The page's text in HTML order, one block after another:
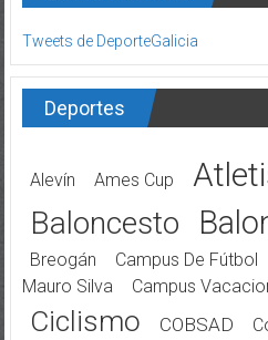
Tweets de DeporteGalicia
Deportes
Alevín Ames Cup
Baloncesto
Breogán
Campus De Fútbol
Mauro Silva
Campus
Ciclismo COBSAD